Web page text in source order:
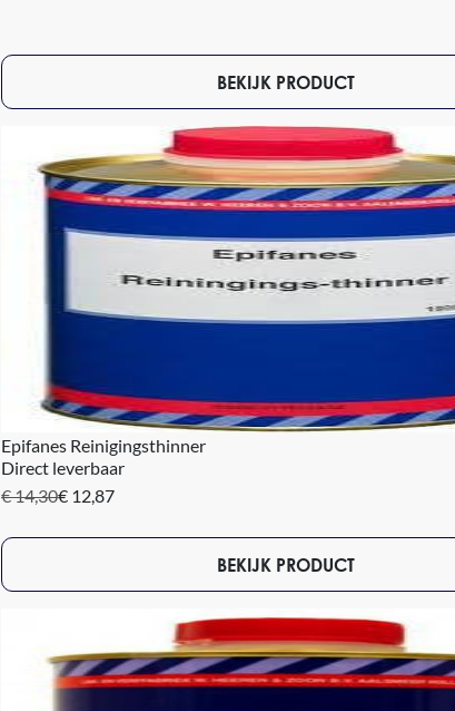
BEKIJK PRODUCT
Epifanes Reinigingsthinner
Direct leverbaar
€ 14,30€ 12,87
BEKIJK PRODUCT